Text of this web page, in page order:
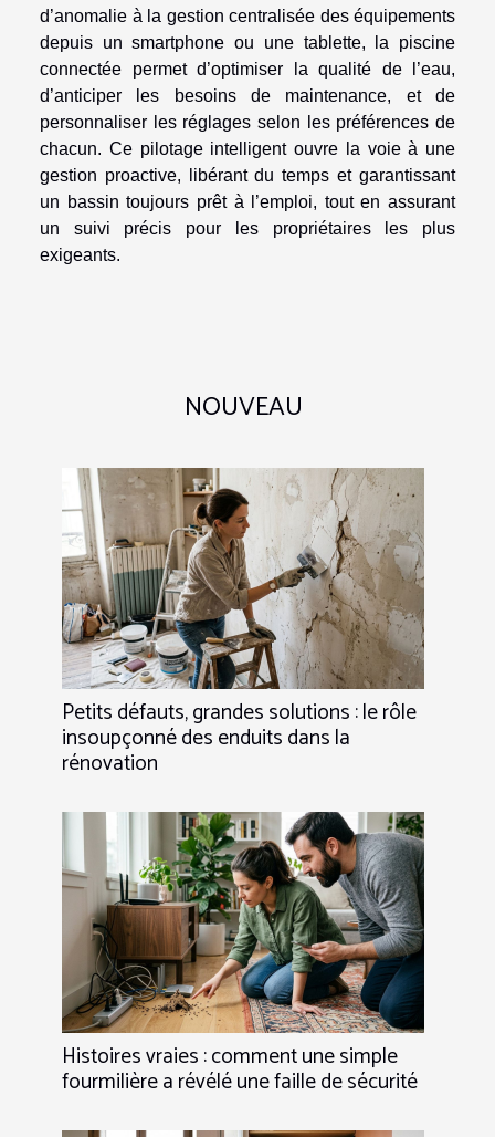
d’anomalie à la gestion centralisée des équipements
depuis un smartphone ou une tablette, la piscine
connectée permet d’optimiser la qualité de l’eau,
d’anticiper les besoins de maintenance, et de
personnaliser les réglages selon les préférences de
chacun. Ce pilotage intelligent ouvre la voie à une
gestion proactive, libérant du temps et garantissant
un bassin toujours prêt à l’emploi, tout en assurant
un suivi précis pour les propriétaires les plus
exigeants.
NOUVEAU
Petits défauts, grandes solutions : le rôle
insoupçonné des enduits dans la
rénovation
Histoires vraies : comment une simple
fourmilière a révélé une faille de sécurité